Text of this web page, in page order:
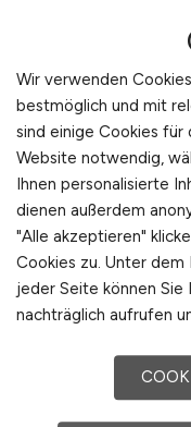
Akquisition
Keller Grundbau
Wir verwenden
bestmöglich und mit
sind einige Cookies für
Website notwendig,
Ihnen personalisierte
dienen außerdem
"Alle akzeptieren"
Cookies zu. Unter dem
jeder Seite können
nachträglich aufrufen